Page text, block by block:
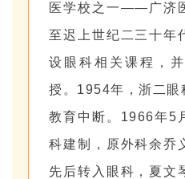
医学校之一——广济
至迟上世纪二三十年
设眼科相关课程，
授。1954年，浙二眼
教育中断。1966年5
科建制，原外科余乔
先后转入眼科，夏文